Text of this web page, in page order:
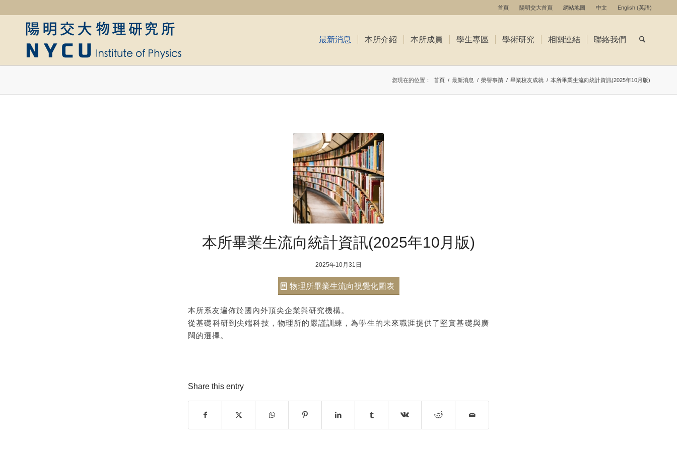
首頁 陽明交大首頁 網站地圖 中文 English (英語)
最新消息 本所介紹 本所成員 學生專區 學術研究 相關連結 聯絡我們
您現在的位置： 首頁 / 最新消息 / 榮譽事蹟 / 畢業校友成就 / 本所畢業生流向統計資訊(2025年10月版)
本所畢業生流向統計資訊(2025年10月版)
2025年10月31日
物理所畢業生流向視覺化圖表
本所系友遍佈於國內外頂尖企業與研究機構。
從基礎科研到尖端科技，物理所的嚴謹訓練，為學生的未來職涯提供了堅實基礎與廣
闊的選擇。
Share this entry